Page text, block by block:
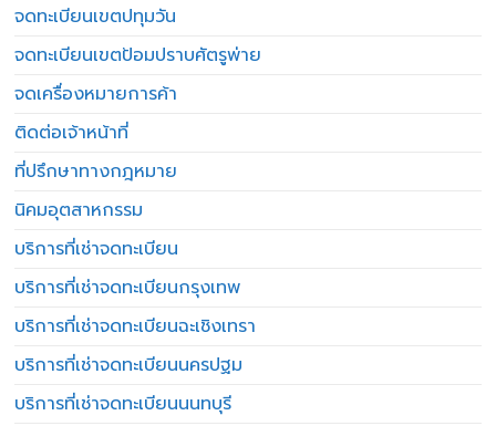
จดทะเบียนเขตปทุมวัน
จดทะเบียนเขตป้อมปราบศัตรูพ่าย
จดเครื่องหมายการค้า
ติดต่อเจ้าหน้าที่
ที่ปรึกษาทางกฎหมาย
นิคมอุตสาหกรรม
บริการที่เช่าจดทะเบียน
บริการที่เช่าจดทะเบียนกรุงเทพ
บริการที่เช่าจดทะเบียนฉะเชิงเทรา
บริการที่เช่าจดทะเบียนนครปฐม
บริการที่เช่าจดทะเบียนนนทบุรี